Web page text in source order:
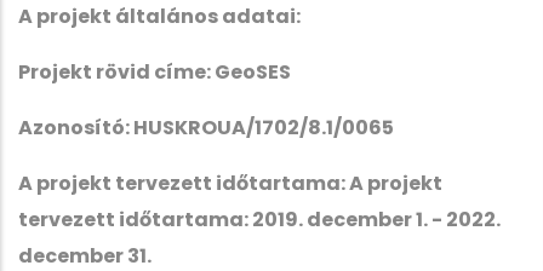
A projekt általános adatai:
Projekt rövid címe: GeoSES
Azonosító: HUSKROUA/1702/8.1/0065
A projekt tervezett időtartama: A projekt
tervezett időtartama: 2019. december 1. - 2022.
december 31.